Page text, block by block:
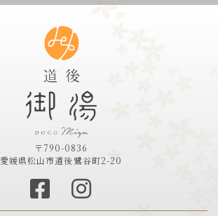
〒790-0836
愛媛県松山市道後鷺谷町2-20